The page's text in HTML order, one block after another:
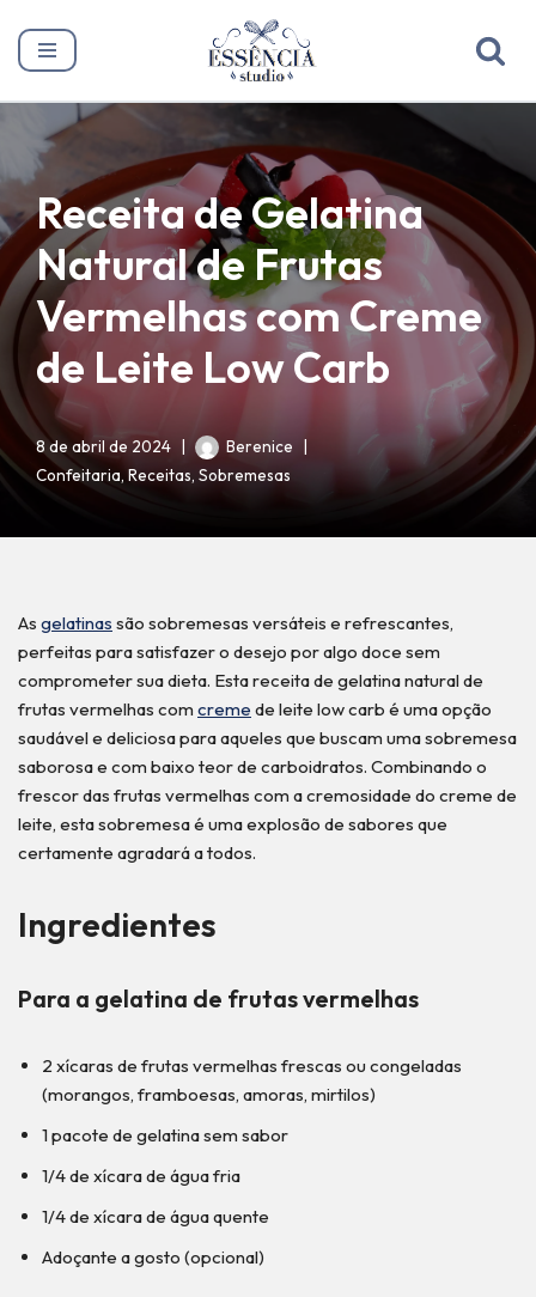
Pular
conteúdo
Receita de Gelatina
Natural de Frutas
Vermelhas com Creme
de Leite Low Carb
8 de abril de 2024
Berenice
Confeitaria, Receitas, Sobremesas
As gelatinas são sobremesas versáteis e refrescantes,
perfeitas para satisfazer o desejo por algo doce sem
comprometer sua dieta. Esta receita de gelatina natural de
frutas vermelhas com creme de leite low carb é uma opção
saudável e deliciosa para aqueles que buscam uma sobremesa
saborosa e com baixo teor de carboidratos. Combinando o
frescor das frutas vermelhas com a cremosidade do creme de
leite, esta sobremesa é uma explosão de sabores que
certamente agradará a todos.
Ingredientes
Para a gelatina de frutas vermelhas
2 xícaras de frutas vermelhas frescas ou congeladas
(morangos, framboesas, amoras, mirtilos)
1 pacote de gelatina sem sabor
1/4 de xícara de água fria
1/4 de xícara de água quente
Adoçante a gosto (opcional)